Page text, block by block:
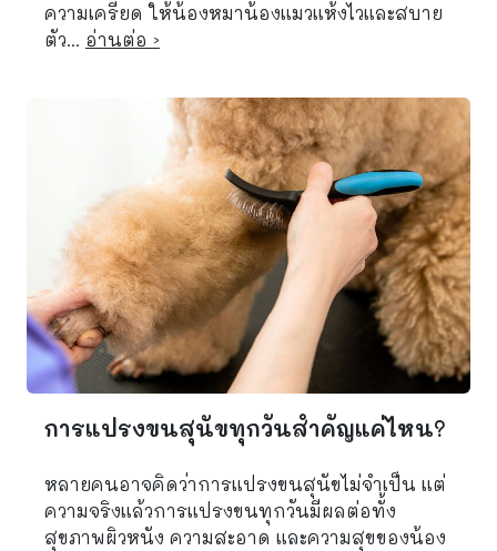
ความเครียด ให้น้องหมาน้องแมวแห้งไวและสบาย
ตัว... อ่านต่อ ›
การแปรงขนสุนัขทุกวันสำคัญแค่ไหน?
หลายคนอาจคิดว่าการแปรงขนสุนัขไม่จำเป็น แต่
ความจริงแล้วการแปรงขนทุกวันมีผลต่อทั้ง
สุขภาพผิวหนัง ความสะอาด และความสุขของน้อง